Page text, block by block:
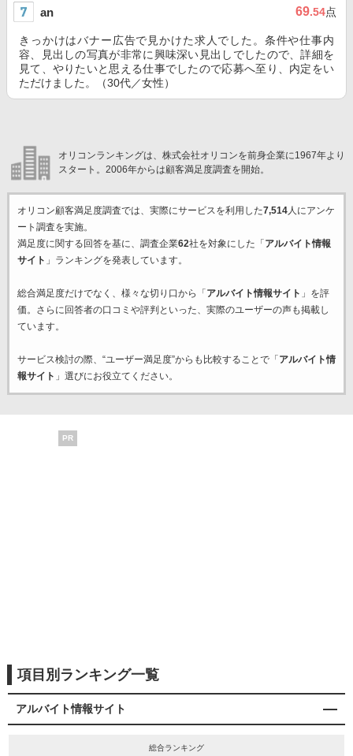
an 69.54点
きっかけはバナー広告で見かけた求人でした。条件や仕事内
容、見出しの写真が非常に興味深い見出しでしたので、詳細を
見て、やりたいと思える仕事でしたので応募へ至り、内定をい
ただけました。（30代／女性）
オリコンランキングは、株式会社オリコンを前身企業に1967年より
スタート。2006年からは顧客満足度調査を開始。
オリコン顧客満足度調査では、実際にサービスを利用した7,514人にアンケ
ート調査を実施。
満足度に関する回答を基に、調査企業62社を対象にした「 アルバイト情報
サイト 」ランキングを発表しています。
総合満足度だけでなく、様々な切り口から「 アルバイト情報サイト 」を評
価。さらに回答者の口コミや評判といった、実際のユーザーの声も掲載し
ています。
サービス検討の際、“ユーザー満足度”からも比較することで「 アルバイト情
報サイト 」選びにお役立てください。
PR
項目別ランキング一覧
アルバイト情報サイト
総合ランキング